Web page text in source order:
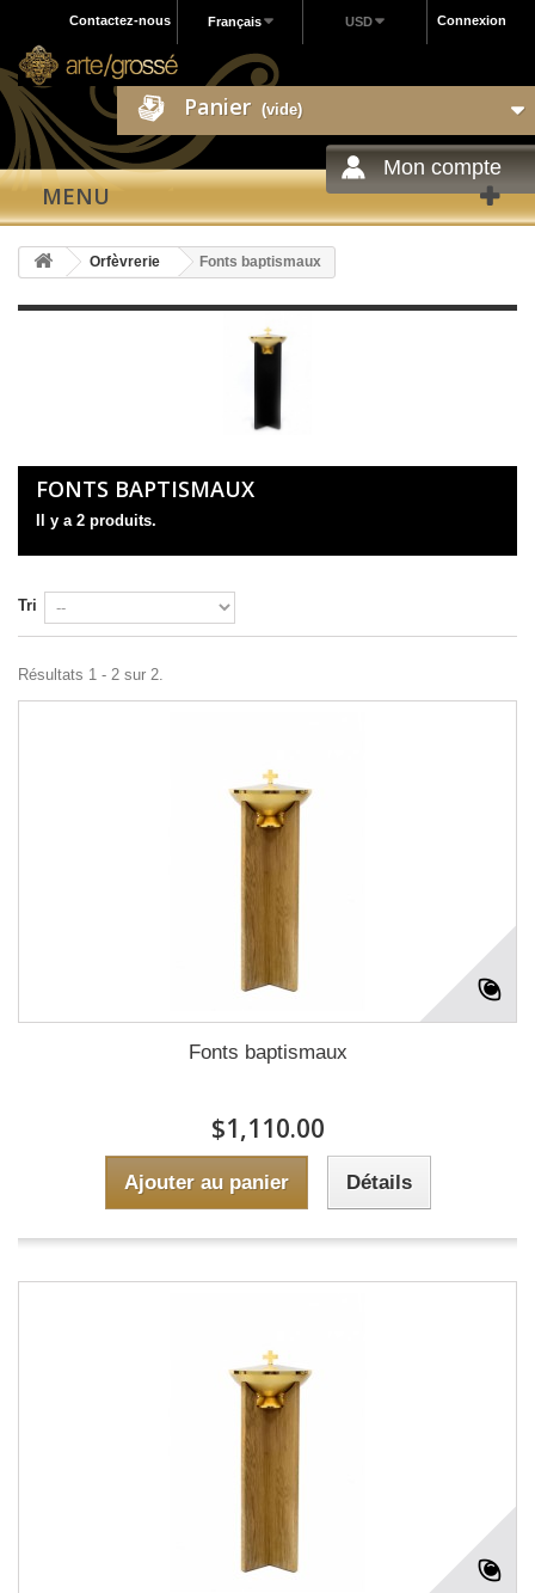
Connexion
USD
Français
Contactez-nous
Panier (vide)
Mon compte
MENU
Orfèvrerie Fonts baptismaux
FONTS BAPTISMAUX
Il y a 2 produits.
Tri
Résultats 1 - 2 sur 2.
Fonts baptismaux
$1,110.00
Ajouter au panier Détails